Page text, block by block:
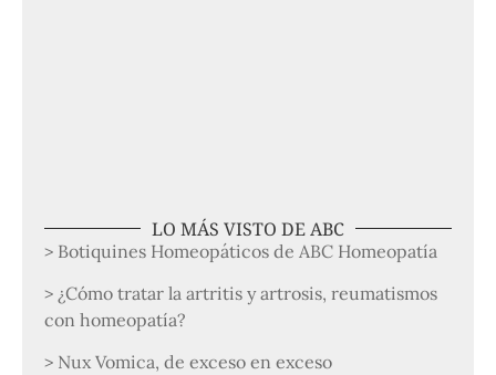
LO MÁS VISTO DE ABC
> Botiquines Homeopáticos de ABC Homeopatía
> ¿Cómo tratar la artritis y artrosis, reumatismos
con homeopatía?
> Nux Vomica, de exceso en exceso